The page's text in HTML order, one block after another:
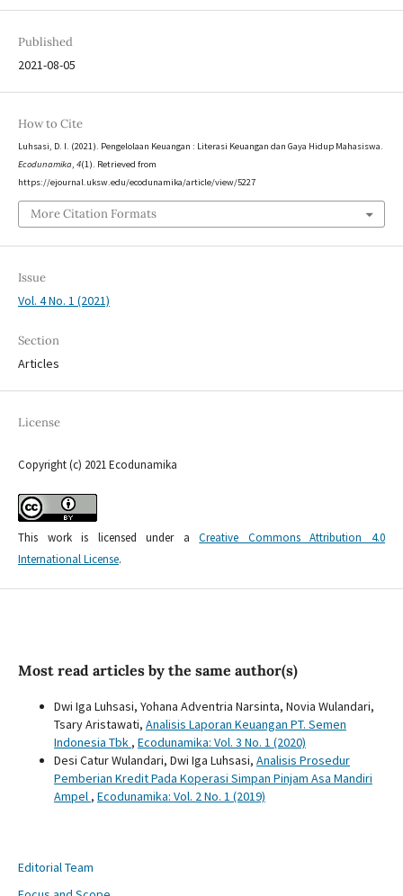
Published
2021-08-05
How to Cite
Luhsasi, D. I. (2021). Pengelolaan Keuangan : Literasi Keuangan dan Gaya Hidup Mahasiswa.
Ecodunamika, 4(1). Retrieved from
https://ejournal.uksw.edu/ecodunamika/article/view/5227
More Citation Formats
Issue
Vol. 4 No. 1 (2021)
Section
Articles
License
Copyright (c) 2021 Ecodunamika
This work is licensed under aCreative Commons Attribution 4.0
International License.
Most read articles by the same author(s)
Dwi Iga Luhsasi, Yohana Adventria Narsinta, Novia Wulandari,
Tsary Aristawati, Analisis Laporan Keuangan PT. Semen
Indonesia Tbk , Ecodunamika: Vol. 3 No. 1 (2020)
Desi Catur Wulandari, Dwi Iga Luhsasi, Analisis Prosedur
Pemberian Kredit Pada Koperasi Simpan Pinjam Asa Mandiri
Ampel , Ecodunamika: Vol. 2 No. 1 (2019)
Editorial Team